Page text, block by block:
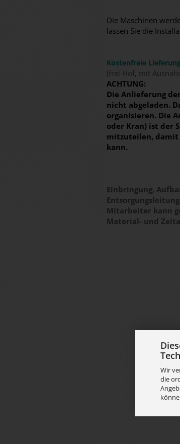
Wir
die
Die Maschinen
lassen Sie die
Kostenfreie
(frei Hof, mit
ACHTUNG:
Die Anlieferung
nicht abgeladen.
organisieren. Die
oder Kran) ist der
mitzuteilen, damit
kann.
Einbringung,
Mitarbeiter kann
Material- und